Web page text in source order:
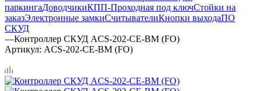
паркингаДоводчикиКПП-Проходная под ключСтойки на
заказЭлектронные замкиСчитывателиКнопки выходаПО
СКУД
—Контроллер СКУД ACS-202-CE-ВM (FO)
Артикул: ACS-202-CE-ВM (FO)